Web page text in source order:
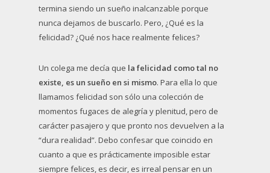
termina siendo un sueño inalcanzable porque
nunca dejamos de buscarlo. Pero, ¿Qué es la
felicidad? ¿Qué nos hace realmente felices?
Un colega me decía que la felicidad como tal no
existe, es un sueño en si mismo. Para ella lo que
llamamos felicidad son sólo una colección de
momentos fugaces de alegría y plenitud, pero de
carácter pasajero y que pronto nos devuelven a la
“dura realidad”. Debo confesar que coincido en
cuanto a que es prácticamente imposible estar
siempre felices, es decir, es irreal pensar en un